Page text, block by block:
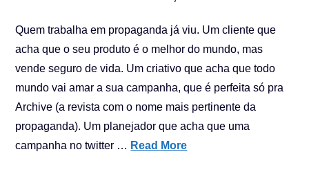
Quem trabalha em propaganda já viu. Um cliente que
acha que o seu produto é o melhor do mundo, mas
vende seguro de vida. Um criativo que acha que todo
mundo vai amar a sua campanha, que é perfeita só pra
Archive (a revista com o nome mais pertinente da
propaganda). Um planejador que acha que uma
campanha no twitter … Read More